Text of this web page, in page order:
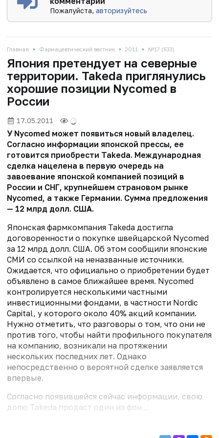
Пожалуйста,авторизуйтесь
Главная • Фармацевтический вестник • 2011 • №17 (633)
Япония претендует на северные
территории. Takeda приглянулись
хорошие позиции Nycomed в
России
17.05.2011
У Nycomed может появиться новый владелец.
Согласно информации японской прессы, ее
готовится приобрести Takeda. Международная
сделка нацелена в первую очередь на
завоевание японской компанией позиций в
России и СНГ, крупнейшем страновом рынке
Nycomed, а также Германии. Сумма предложения
— 12 млрд долл. США.
Японская фармкомпания Takeda достигла
договоренности о покупке швейцарской Nycomed
за 12 млрд долл. США. Об этом сообщили японские
СМИ со ссылкой на неназванные источники.
Ожидается, что официально о приобретении будет
объявлено в самое ближайшее время. Nycomed
контролируется несколькими частными
инвестиционными фондами, в частности Nordic
Capital, у которого около 40% акций компании.
Нужно отметить, что разговоры о том, что они не
против того, чтобы найти профильного покупателя
на компанию, возникали на протяжении
нескольких последних лет. Однако
непосредственно о вероятной сделке заявляется
впервые.
Согласно появившейся сейчас информации, свою
долю Takeda продаст один из фон...